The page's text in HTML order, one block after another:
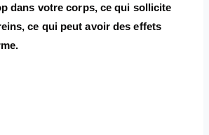
dans votre corps, ce qui sollicite
ce qui peut avoir des effets